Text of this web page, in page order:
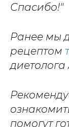
Спасибо!"
Ранее мы
рецептом
помогут